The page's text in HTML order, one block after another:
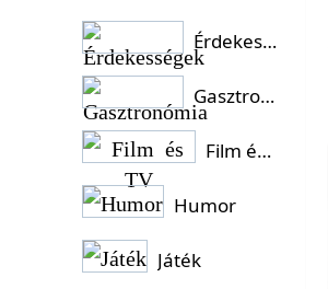
Érdekességek
Gasztronómia
Film és TV
Humor
Játék